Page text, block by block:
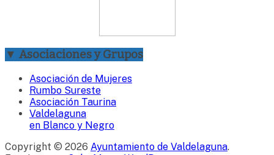
▼ Asociaciones y Grupos
Asociación de Mujeres
Rumbo Sureste
Asociación Taurina
Valdelaguna
en Blanco y Negro
Copyright © 2026 Ayuntamiento de Valdelaguna.